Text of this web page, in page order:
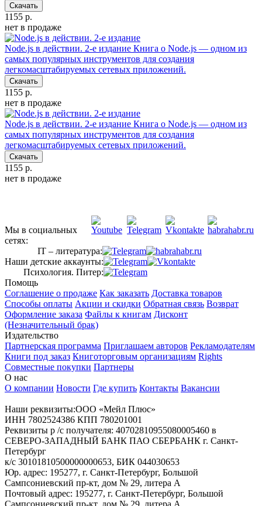
Скачать
1155 р.
нет в продаже
Node.js в действии. 2-е издание Книга о Node.js — одном из
самых популярных инструментов для создания
легкомасштабируемых сетевых приложений.
Скачать
1155 р.
нет в продаже
Node.js в действии. 2-е издание Книга о Node.js — одном из
самых популярных инструментов для создания
легкомасштабируемых сетевых приложений.
Скачать
1155 р.
нет в продаже
Мы в социальных
сетях:
IT – литература:
Наши детские аккаунты:
Психология. Питер:
Помощь
Соглашение о продаже Как заказать Доставка товаров
Способы оплаты Акции и скидки Обратная связь Возврат
Оформление заказа Файлы к книгам Дисконт
(Незначительный брак)
Издательство
Партнерская программа Приглашаем авторов Рекламодателям
Книги под заказ Книготорговым организациям Rights
Совместные покупки Партнеры
О нас
О компании Новости Где купить Контакты Вакансии
Наши реквизиты:ООО «Мейл Плюс»
ИНН 7802524386 КПП 780201001
Реквизиты р /с получателя: 40702810955080005460 в
СЕВЕРО-ЗАПАДНЫЙ БАНК ПАО СБЕРБАНК г. Санкт-
Петербург
к/с 30101810500000000653, БИК 044030653
Юр. адрес: 195277, г. Санкт-Петербург, Большой
Сампсониевский пр-кт, дом № 29, литера А
Почтовый адрес: 195277, г. Санкт-Петербург, Большой
Сампсониевский пр-кт, дом № 29, литера А